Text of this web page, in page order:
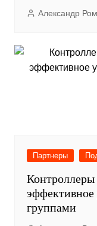
Александр
Партнеры
Контроллеры
группами